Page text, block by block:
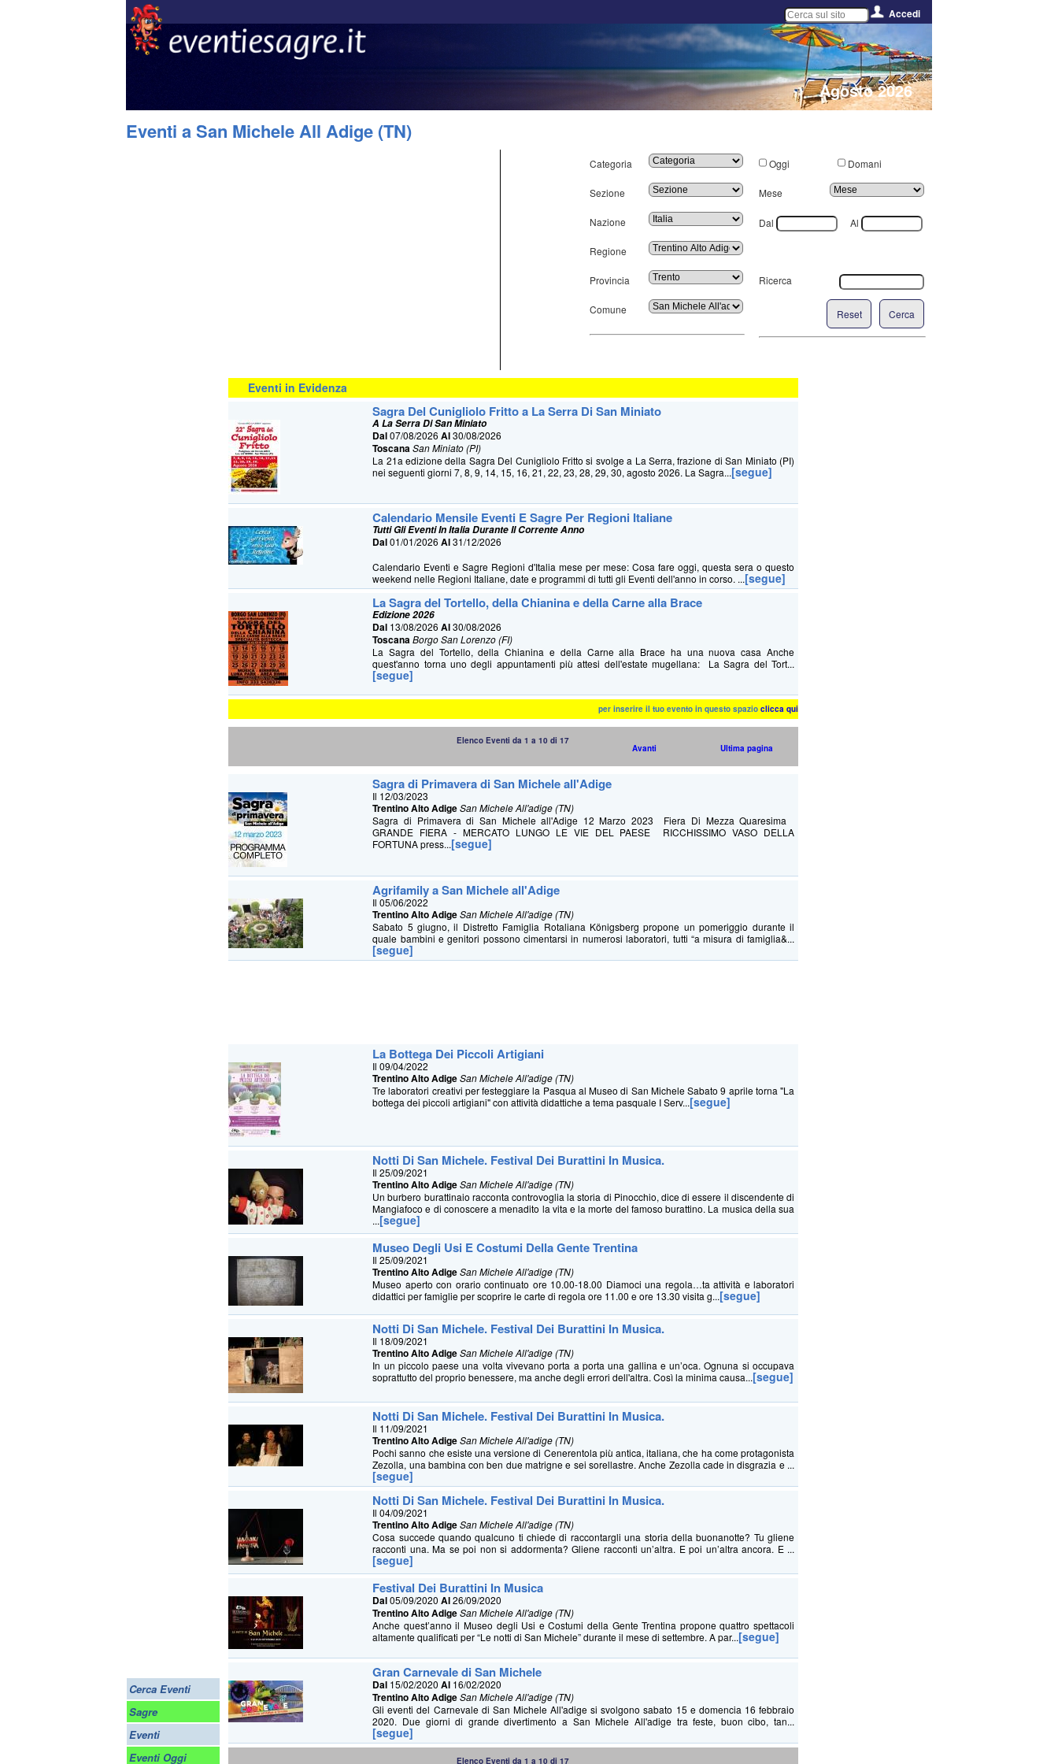
Accedi
Agosto 2026
Eventi a San Michele All Adige (TN)
Cerca Eventi
Sagre
Eventi
Eventi Oggi
Categoria
Sezione
Nazione
Regione
Provincia
Comune
Oggi Domani
Mese
Dal Al
Ricerca
Cerca
Reset
Eventi in Evidenza
Sagra Del Cunigliolo Fritto a La Serra Di San Miniato
A La Serra Di San Miniato
Dal07/08/2026Al30/08/2026
ToscanaSan Miniato (PI)
La 21a edizione della Sagra Del Cunigliolo Fritto si svolge a La Serra, frazione di San Miniato (PI)
nei seguenti giorni 7, 8, 9, 14, 15, 16, 21, 22, 23, 28, 29, 30, agosto 2026. La Sagra...[segue]
Calendario Mensile Eventi E Sagre Per Regioni Italiane
Tutti Gli Eventi In Italia Durante Il Corrente Anno
Dal01/01/2026Al31/12/2026
Calendario Eventi e Sagre Regioni d'Italia mese per mese: Cosa fare oggi, questa sera o questo
weekend nelle Regioni Italiane, date e programmi di tutti gli Eventi dell'anno in corso. ...[segue]
La Sagra del Tortello, della Chianina e della Carne alla Brace
Edizione 2026
Dal 13/08/2026Al30/08/2026
ToscanaBorgo San Lorenzo (FI)
La Sagra del Tortello, della Chianina e della Carne alla Brace ha una nuova casa Anche
quest'anno torna uno degli appuntamenti più attesi dell'estate mugellana: La Sagra del Tort...
[segue]
per inserire il tuo evento in questo spazio clicca qui
Elenco Eventi da 1 a 10 di 17
Avanti Ultima pagina
Sagra di Primavera di San Michele all'Adige
Il 12/03/2023
Trentino Alto AdigeSan Michele All'adige (TN)
Sagra di Primavera di San Michele all'Adige 12 Marzo 2023 Fiera Di Mezza Quaresima
GRANDE FIERA - MERCATO LUNGO LE VIE DEL PAESE RICCHISSIMO VASO DELLA
FORTUNA press...[segue]
Agrifamily a San Michele all'Adige
Il 05/06/2022
Trentino Alto AdigeSan Michele All'adige (TN)
Sabato 5 giugno, il Distretto Famiglia Rotaliana Königsberg propone un pomeriggio durante il
quale bambini e genitori possono cimentarsi in numerosi laboratori, tutti “a misura di famiglia&...
[segue]
La Bottega Dei Piccoli Artigiani
Il 09/04/2022
Trentino Alto AdigeSan Michele All'adige (TN)
Tre laboratori creativi per festeggiare la Pasqua al Museo di San Michele Sabato 9 aprile torna "La
bottega dei piccoli artigiani" con attività didattiche a tema pasquale I Serv...[segue]
Notti Di San Michele. Festival Dei Burattini In Musica.
Il 25/09/2021
Trentino Alto AdigeSan Michele All'adige (TN)
Un burbero burattinaio racconta controvoglia la storia di Pinocchio, dice di essere il discendente di
Mangiafoco e di conoscere a menadito la vita e la morte del famoso burattino. La musica della sua
...[segue]
Museo Degli Usi E Costumi Della Gente Trentina
Il 25/09/2021
Trentino Alto AdigeSan Michele All'adige (TN)
Museo aperto con orario continuato ore 10.00-18.00 Diamoci una regola…ta attività e laboratori
didattici per famiglie per scoprire le carte di regola ore 11.00 e ore 13.30 visita g...[segue]
Notti Di San Michele. Festival Dei Burattini In Musica.
Il 18/09/2021
Trentino Alto AdigeSan Michele All'adige (TN)
In un piccolo paese una volta vivevano porta a porta una gallina e un’oca. Ognuna si occupava
soprattutto del proprio benessere, ma anche degli errori dell'altra. Così la minima causa...[segue]
Notti Di San Michele. Festival Dei Burattini In Musica.
Il 11/09/2021
Trentino Alto AdigeSan Michele All'adige (TN)
Pochi sanno che esiste una versione di Cenerentola più antica, italiana, che ha come protagonista
Zezolla, una bambina con ben due matrigne e sei sorellastre. Anche Zezolla cade in disgrazia e ...
[segue]
Notti Di San Michele. Festival Dei Burattini In Musica.
Il 04/09/2021
Trentino Alto AdigeSan Michele All'adige (TN)
Cosa succede quando qualcuno ti chiede di raccontargli una storia della buonanotte? Tu gliene
racconti una. Ma se poi non si addormenta? Gliene racconti un’altra. E poi un’altra ancora. E ...
[segue]
Festival Dei Burattini In Musica
Dal05/09/2020Al26/09/2020
Trentino Alto AdigeSan Michele All'adige (TN)
Anche quest’anno il Museo degli Usi e Costumi della Gente Trentina propone quattro spettacoli
altamente qualificati per “Le notti di San Michele” durante il mese di settembre. A par...[segue]
Gran Carnevale di San Michele
Dal 15/02/2020Al 16/02/2020
Trentino Alto AdigeSan Michele All'adige (TN)
Gli eventi del Carnevale di San Michele All'adige si svolgono sabato 15 e domencia 16 febbraio
2020. Due giorni di grande divertimento a San Michele All'adige tra feste, buon cibo, tan...
[segue]
Elenco Eventi da 1 a 10 di 17